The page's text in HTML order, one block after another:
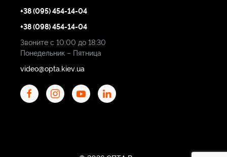
+38 (095) 454-14-04
+38 (098) 454-14-04
Звоните с 10:00 до 18:30
Понедельник – Пятница
video@opta.kiev.ua